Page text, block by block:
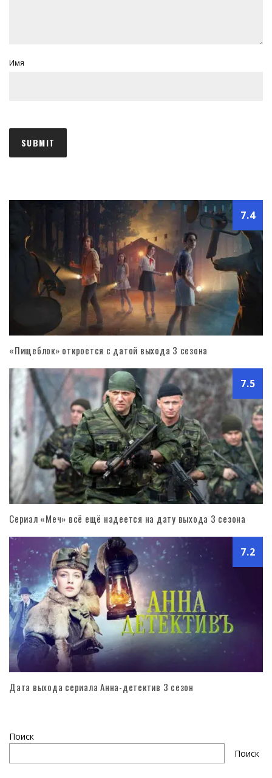
Имя
7.4
«Пищеблок» откроется с датой выхода 3 сезона
7.5
Сериал «Меч» всё ещё надеется на дату выхода 3 сезона
7.2
Дата выхода сериала Анна-детектив 3 сезон
Поиск
Поиск